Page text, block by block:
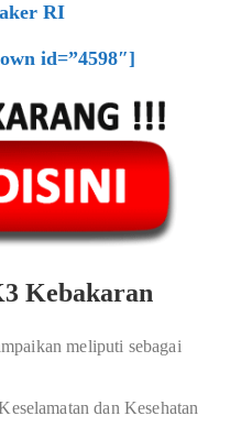
RI
id=”4598″]
Kebakaran
meliputi sebagai
dan Kesehatan